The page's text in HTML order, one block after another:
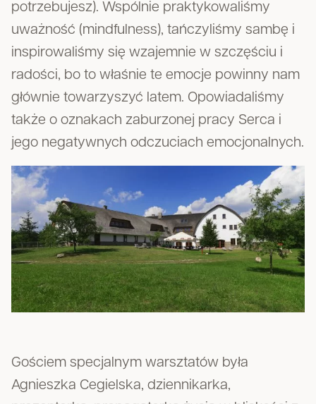
potrzebujesz). Wspólnie praktykowaliśmy
uważność (mindfulness), tańczyliśmy sambę i
inspirowaliśmy się wzajemnie w szczęściu i
radości, bo to właśnie te emocje powinny nam
głównie towarzyszyć latem. Opowiadaliśmy
także o oznakach zaburzonej pracy Serca i
jego negatywnych odczuciach emocjonalnych.
Gościem specjalnym warsztatów była
Agnieszka Cegielska, dziennikarka,